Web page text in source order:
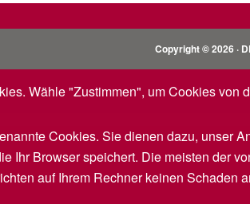
Copyright © 2026 ·
Wähle "Zustimmen", um Cookies von
Cookies. Sie dienen dazu, unser
Ihr Browser speichert. Die meisten der
auf Ihrem Rechner keinen